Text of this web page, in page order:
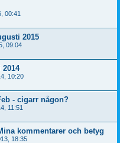
00:41
2015
09:04
2014
10:20
- cigarr någon?
11:51
kommentarer och betyg
18:35